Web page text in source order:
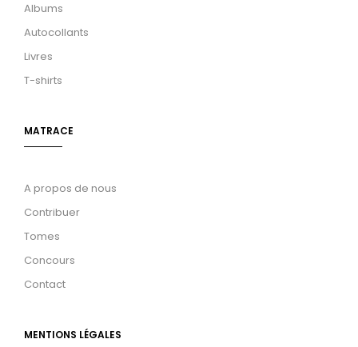
Albums
Autocollants
Livres
T-shirts
MATRACE
A propos de nous
Contribuer
Tomes
Concours
Contact
MENTIONS LÉGALES